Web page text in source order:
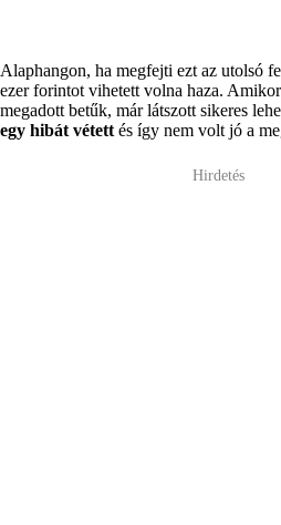
Alaphangon, ha megfejti ezt az utolsó
ezer forintot vihetett volna haza.
megadott betűk, már látszott sikeres
egy hibát vétett és így nem volt jó a
Hirdetés